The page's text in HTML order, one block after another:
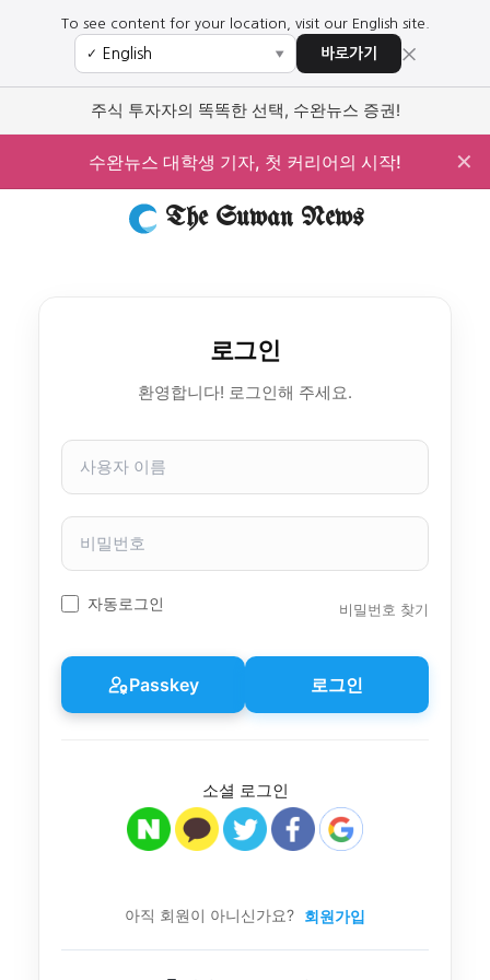
To see content for your location, visit our English site.
✓ ▼ 바로가기 ×
주식 투자자의 똑똑한 선택, 수완뉴스 증권!
수완뉴스 대학생 기자, 첫 커리어의 시작! ✕
The Suwan News
로그인
환영합니다! 로그인해 주세요.
사
자
이
비
번
호
자동로그인 비밀번호 찾기
Passkey 로그인
소셜 로그인
아직 회원이 아니신가요? 회원가입